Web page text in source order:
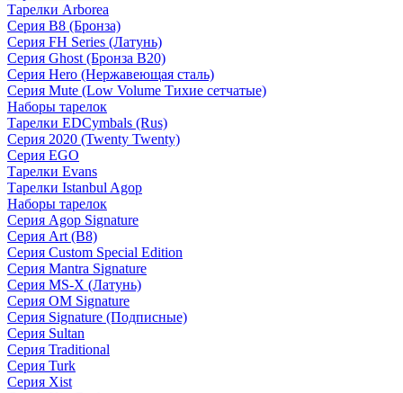
Тарелки Arborea
Серия B8 (Бронза)
Серия FH Series (Латунь)
Серия Ghost (Бронза B20)
Серия Hero (Нержавеющая сталь)
Серия Mute (Low Volume Тихие сетчатые)
Наборы тарелок
Тарелки EDCymbals (Rus)
Серия 2020 (Twenty Twenty)
Серия EGO
Тарелки Evans
Тарелки Istanbul Agop
Наборы тарелок
Серия Agop Signature
Серия Art (B8)
Серия Custom Special Edition
Серия Mantra Signature
Серия MS-X (Латунь)
Серия OM Signature
Серия Signature (Подписные)
Серия Sultan
Серия Traditional
Серия Turk
Серия Xist